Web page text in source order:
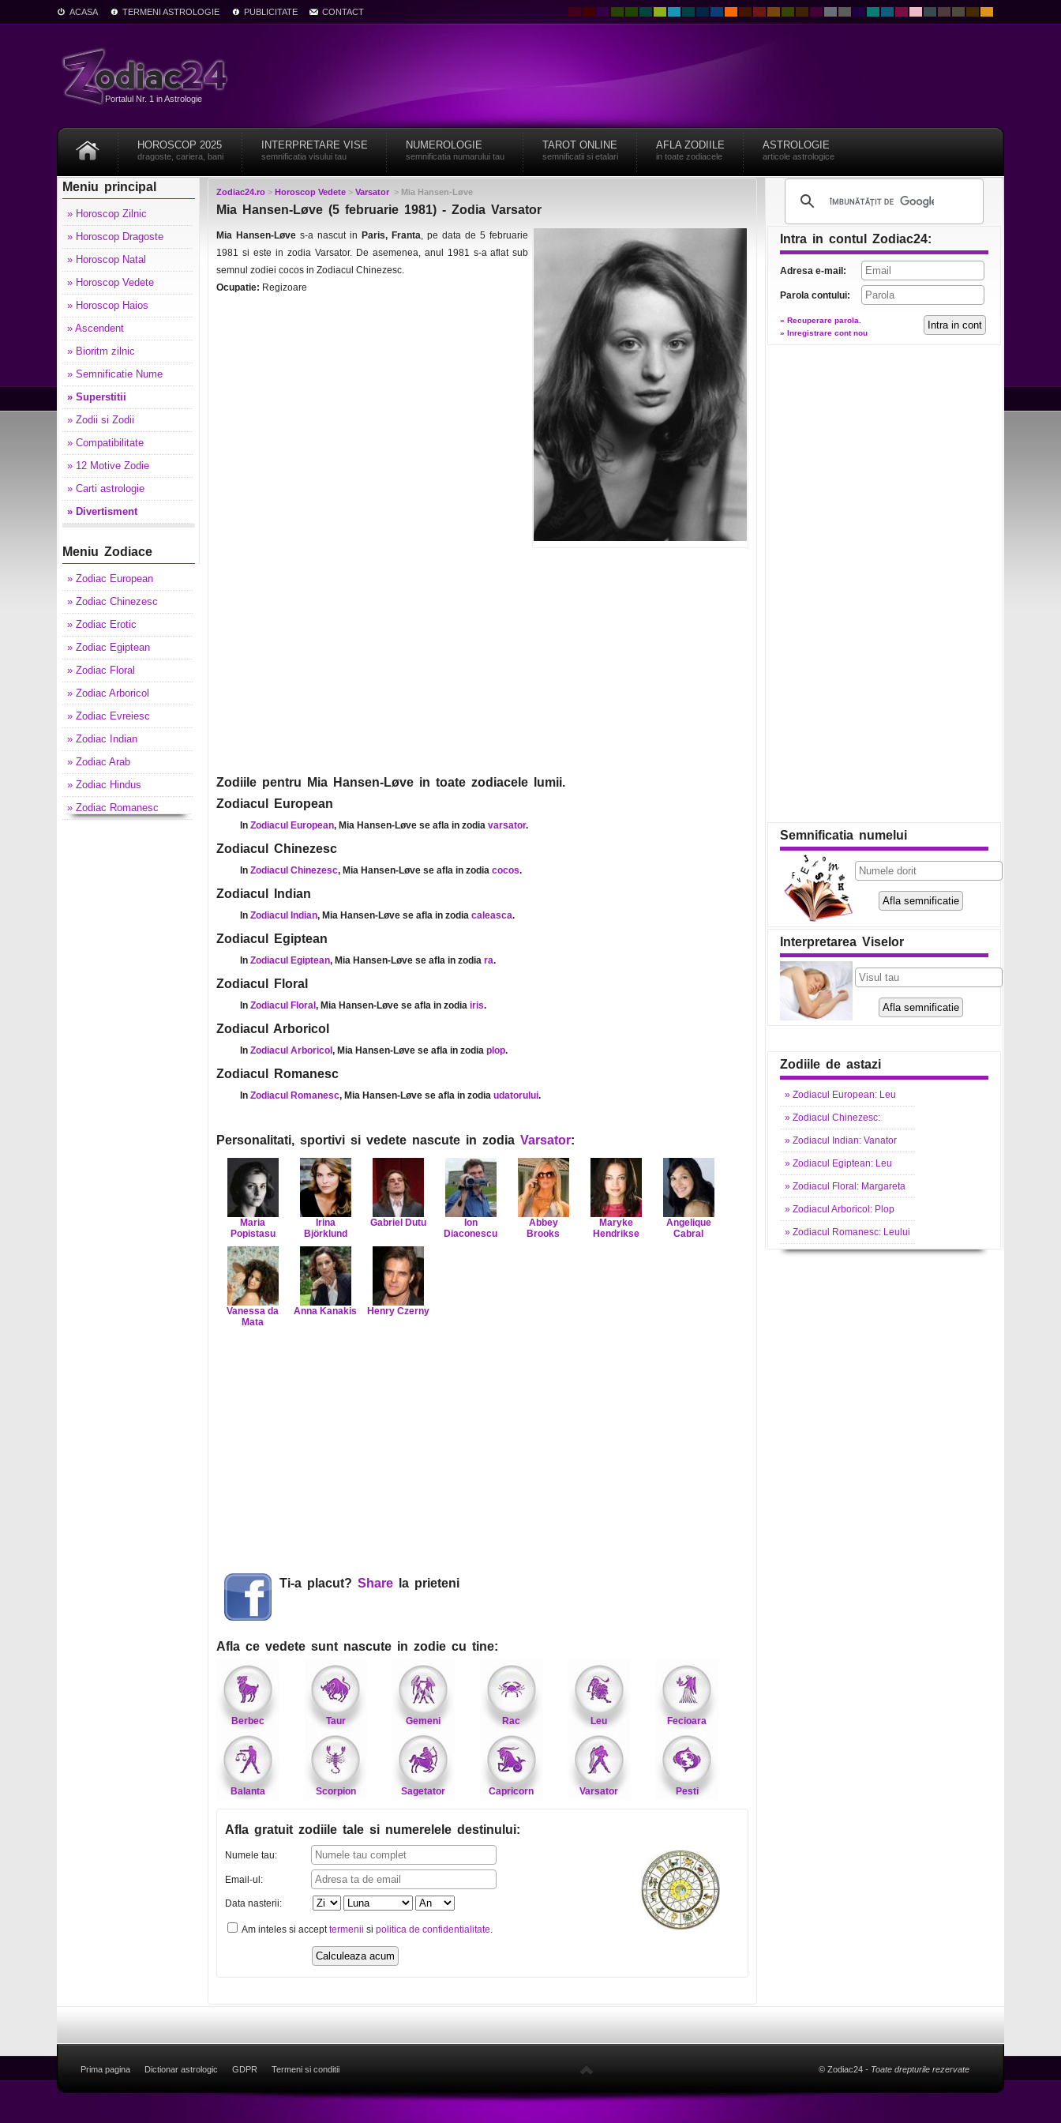
ACASA TERMENI ASTROLOGIE PUBLICITATE CONTACT
Portalul Nr. 1 in Astrologie
HOROSCOP 2025
dragoste, cariera, bani
INTERPRETARE VISE
semnificatia visului tau
NUMEROLOGIE
semnificatia numarului tau
TAROT ONLINE
semnificatii si etalari
AFLA ZODIILE
in toate zodiacele
ASTROLOGIE
articole astrologice
Meniu principal
» Horoscop Zilnic
» Horoscop Dragoste
» Horoscop Natal
» Horoscop Vedete
» Horoscop Haios
» Ascendent
» Bioritm zilnic
» Semnificatie Nume
» Superstitii
» Zodii si Zodii
» Compatibilitate
» 12 Motive Zodie
» Carti astrologie
» Divertisment
Meniu Zodiace
» Zodiac European
» Zodiac Chinezesc
» Zodiac Erotic
» Zodiac Egiptean
» Zodiac Floral
» Zodiac Arboricol
» Zodiac Evreiesc
» Zodiac Indian
» Zodiac Arab
» Zodiac Hindus
» Zodiac Romanesc
Zodiac24.ro > Horoscop Vedete > Varsator > Mia Hansen-Løve
Mia Hansen-Løve (5 februarie 1981) - Zodia Varsator
Mia Hansen-Løve s-a nascut in Paris, Franta, pe data de 5 februarie
1981 si este in zodia Varsator. De asemenea, anul 1981 s-a aflat sub
semnul zodiei cocos in Zodiacul Chinezesc.
Ocupatie: Regizoare
Zodiile pentru Mia Hansen-Løve in toate zodiacele lumii.
Zodiacul European
In Zodiacul European, Mia Hansen-Løve se afla in zodia varsator.
Zodiacul Chinezesc
In Zodiacul Chinezesc, Mia Hansen-Løve se afla in zodia cocos.
Zodiacul Indian
In Zodiacul Indian, Mia Hansen-Løve se afla in zodia caleasca.
Zodiacul Egiptean
In Zodiacul Egiptean, Mia Hansen-Løve se afla in zodia ra.
Zodiacul Floral
In Zodiacul Floral, Mia Hansen-Løve se afla in zodia iris.
Zodiacul Arboricol
In Zodiacul Arboricol, Mia Hansen-Løve se afla in zodia plop.
Zodiacul Romanesc
In Zodiacul Romanesc, Mia Hansen-Løve se afla in zodia udatorului.
Personalitati, sportivi si vedete nascute in zodia Varsator:
Maria
Popistasu
Irina
Björklund
Gabriel Dutu
Ion
Diaconescu
Abbey
Brooks
Maryke
Hendrikse
Angelique
Cabral
Vanessa da
Mata
Anna Kanakis Henry Czerny
Ti-a placut? Share la prieteni
Afla ce vedete sunt nascute in zodie cu tine:
Berbec Taur Gemeni Rac Leu Fecioara
Balanta Scorpion Sagetator Capricorn Varsator Pesti
Afla gratuit zodiile tale si numerelele destinului:
Numele tau:
Email-ul:
Data nasterii:
Am inteles si accepttermenii si politica de confidentialitate
Intra in contul Zodiac24:
Adresa e-mail:
Parola contului:
» Recuperare parola.
» Inregistrare cont nou
Semnificatia numelui
Interpretarea Viselor
Zodiile de astazi
» Zodiacul European: Leu
» Zodiacul Chinezesc:
» Zodiacul Indian: Vanator
» Zodiacul Egiptean: Leu
» Zodiacul Floral: Margareta
» Zodiacul Arboricol: Plop
» Zodiacul Romanesc: Leului
Prima pagina Dictionar astrologic GDPR Termeni si conditii © Zodiac24 - Toate drepturile rezervate